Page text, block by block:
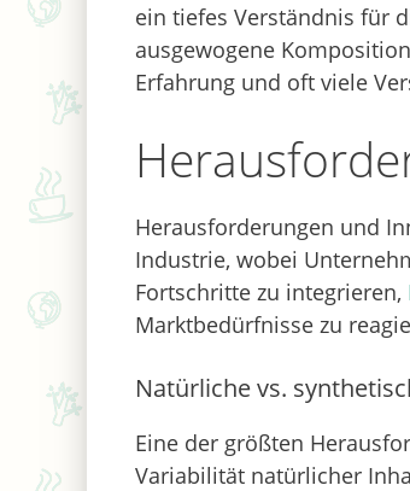
ein tiefes Verständnis für
ausgewogene
Erfahrung und oft viele
Herausforderungen und
Industrie, wobei
Fortschritte zu integrieren,
Marktbedürfnisse zu
Natürliche vs.
Eine der größten
Variabilität natürlicher